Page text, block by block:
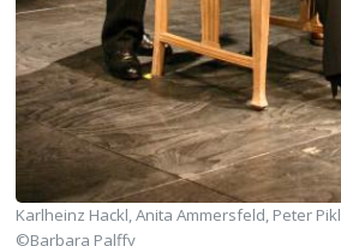
Karlheinz Hackl, Anita Ammersfeld, Peter Pikl
©Barbara Palffy